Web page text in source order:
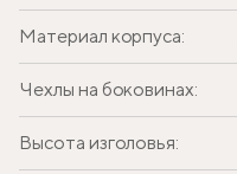
Материал корпуса:
Чехлы на боковинах:
Высота изголовья: